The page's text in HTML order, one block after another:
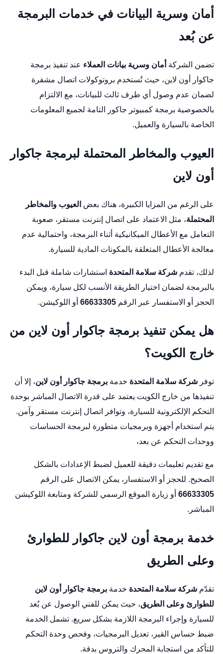
أمان وسرية البيانات في خدمات البرمجة
عن بُعد
تضمن الشركة أمان وسرية بيانات العملاء عند تنفيذ برمجة
جاكوار أون لاين، حيث تُستخدم بروتوكولات اتصال مشفرة
لضمان عدم وصول أي طرف ثالث للبيانات، مع الالتزام
بالخصوصية برمجة كمبيوتر جاكور
التامة لجميع المعلومات
الخاصة بالسيارة والعميل.
العيوب والمخاطر المحتملة لبرمجة جاكوار
أون لاين
على الرغم من المزايا الكبيرة، هناك بعض العيوب والمخاطر
المحتملة، مثل الاعتماد على اتصال إنترنت مستقر، صعوبة
التعامل مع الأعطال الميكانيكية أثناء البرمجة، واحتمالية عدم
معالجة الأعطال المتعلقة بالمكونات المادية للسيارة.
لذلك، تقدم شركة سلامة المتحدة استشارات شاملة قبل البدء
بالبرمجة لضمان اختيار الطريقة الأنسب لكل سيارة، ويمكن
الحجز أو الاستفسار عبر الرقم 66633305أو اللوكيشن.
هل يمكن تنفيذ برمجة جاكوار أون لاين من
خارج الكويت؟
توفر شركة سلامة المتحدة خدمة برمجة جاكوار أون لاين، إلا أن
تنفيذها من خارج الكويت يعتمد على قدرة الاتصال المباشر بوحدة
التحكم الإلكترونية للسيارة، وتوافر اتصال إنترنت مستقر وآمن.
يتم استخدام أجهزة وبرمجيات متطورة لبرمجة الحساسات
ووحدات التحكم عن بعد،
مع تقديم تعليمات دقيقة للعميل لضبط الإعدادات بالشكل
الصحيح. للحجز أو الاستفسار، يمكن الاتصال على الرقم
66633305أو زيارة الموقع الرسمي للشركة ومتابعة اللوكيشن
المباشر .
خدمة برمجة أون لاين جاكوار للطوارئ
وعلى الطريق
تقدّم شركة سلامة المتحدة خدمة برمجة جاكوار أون لاين
للطوارئ وعلى الطريق، حيث يمكن للفني الوصول عن بُعد
للسيارة وإجراء البرمجة اللازمة بشكل سريع. تشمل الخدمة
ضبط حساس القير، تعديل البرمجيات، وفحص وحدة التحكم
للتأكد من استجابة المحرك والتروس بدقة.